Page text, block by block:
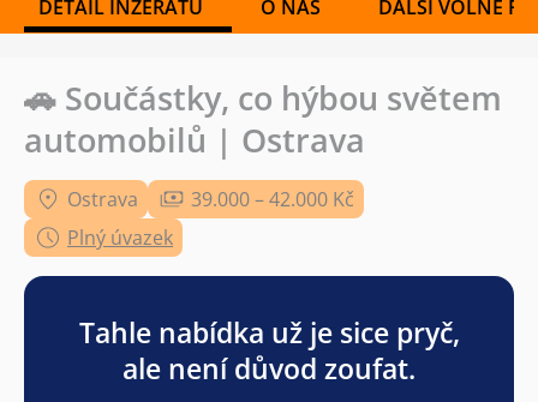
DETAIL INZERÁTU O NÁS DALŠÍ VOLNÉ
🚗 Součástky, co hýbou světem
automobilů | Ostrava
Ostrava
39.000 – 42.000 Kč
Plný úvazek
Tahle nabídka už je sice pryč,
ale není důvod zoufat.